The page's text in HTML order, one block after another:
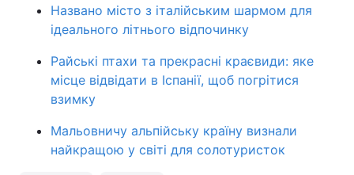
Названо місто з італійським шармом для
ідеального літнього відпочинку
Райські птахи та прекрасні краєвиди: яке
місце відвідати в Іспанії, щоб погрітися
взимку
Мальовничу альпійську країну визнали
найкращою у світі для солотуристок